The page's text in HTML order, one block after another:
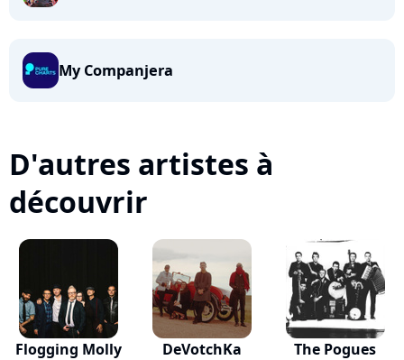
My Companjera
D'autres artistes à
découvrir
Flogging Molly DeVotchKa The Pogues